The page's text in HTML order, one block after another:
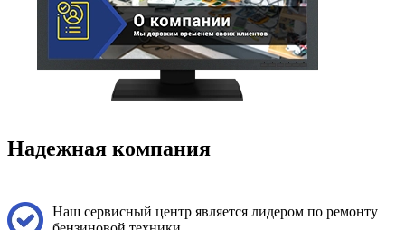
багги
бактерицидной лампы
беговых дорожек
бензобуров
бензогенераторов
бензоножниц
бензорезов
бетономешалок
Надежная компания
Наш сервисный центр является лидером по ремонту